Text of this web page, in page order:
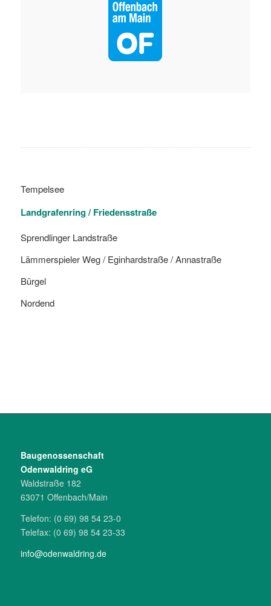
Tempelsee
Landgrafenring / Friedensstraße
Sprendlinger Landstraße
Lämmerspieler Weg / Eginhardstraße / Annastraße
Bürgel
Nordend
Bau­genossen­schaft
Odenwaldring eG
Waldstraße 182
63071 Offenbach/­Main
Telefon: (0 69) 98 54 23-0
Telefax: (0 69) 98 54 23-33
info@odenwal­dring.de